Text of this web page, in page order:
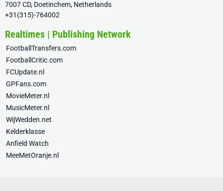
7007 CD, Doetinchem, Netherlands
+31(315)-764002
Realtimes | Publishing Network
FootballTransfers.com
FootballCritic.com
FCUpdate.nl
GPFans.com
MovieMeter.nl
MusicMeter.nl
WijWedden.net
Kelderklasse
Anfield Watch
MeeMetOranje.nl